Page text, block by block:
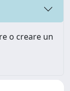
o creare un